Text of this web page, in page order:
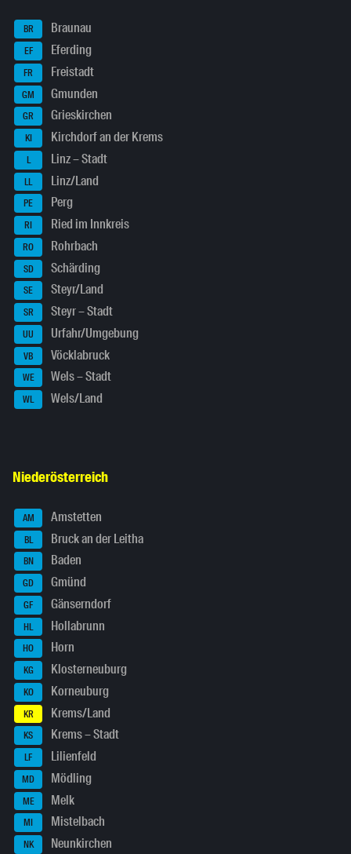
BR Braunau
EF Eferding
FR Freistadt
GM Gmunden
GR Grieskirchen
KI Kirchdorf an der Krems
L Linz – Stadt
LL Linz/Land
PE Perg
RI Ried im Innkreis
RO Rohrbach
SD Schärding
SE Steyr/Land
SR Steyr – Stadt
UU Urfahr/Umgebung
VB Vöcklabruck
WE Wels – Stadt
WL Wels/Land
Niederösterreich
AM Amstetten
BL Bruck an der Leitha
BN Baden
GD Gmünd
GF Gänserndorf
HL Hollabrunn
HO Horn
KG Klosterneuburg
KO Korneuburg
KR Krems/Land
KS Krems – Stadt
LF Lilienfeld
MD Mödling
ME Melk
MI Mistelbach
NK Neunkirchen